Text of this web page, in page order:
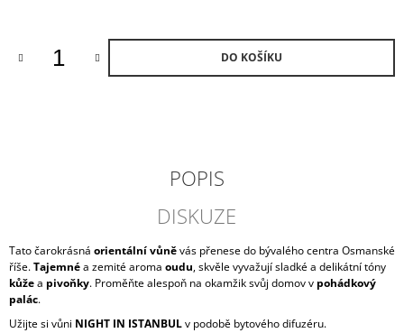
DO KOŠÍKU
POPIS
DISKUZE
Tato čarokrásná orientální vůněvás přenese do bývalého centra Osmanské
říše.Tajemnéa zemité aroma oudu, skvěle vyvažují sladké a delikátní tóny
kůžea pivoňky. Proměňte alespoň na okamžik svůj domov v pohádkový
palác.
Užijte si vůni NIGHT IN ISTANBULv podobě bytového difuzéru.
Kč